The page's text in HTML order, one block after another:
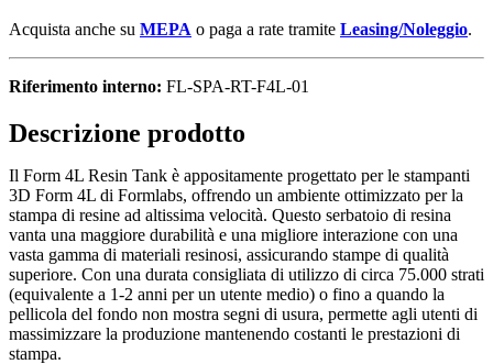
Acquista anche su MEPA o paga a rate tramite Leasing/Noleggio.
Riferimento interno: FL-SPA-RT-F4L-01
Descrizione prodotto
Il Form 4L Resin Tank è appositamente progettato per le stampanti
3D Form 4L di Formlabs, offrendo un ambiente ottimizzato per la
stampa di resine ad altissima velocità. Questo serbatoio di resina
vanta una maggiore durabilità e una migliore interazione con una
vasta gamma di materiali resinosi, assicurando stampe di qualità
superiore. Con una durata consigliata di utilizzo di circa 75.000 strati
(equivalente a 1-2 anni per un utente medio) o fino a quando la
pellicola del fondo non mostra segni di usura, permette agli utenti di
massimizzare la produzione mantenendo costanti le prestazioni di
stampa.